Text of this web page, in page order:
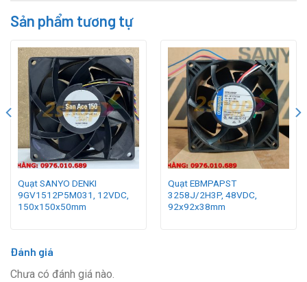
Sản phẩm tương tự
Quạt SANYO DENKI
9GV1512P5M031, 12VDC,
150x150x50mm
Quạt EBMPAPST
3258J/2H3P, 48VDC,
92x92x38mm
Đánh giá
Chưa có đánh giá nào.